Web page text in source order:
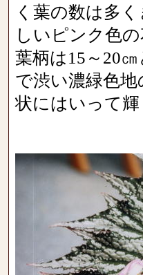
く葉の数は多
しいピンク色
葉柄は15～20
で渋い濃緑色
状にはいって